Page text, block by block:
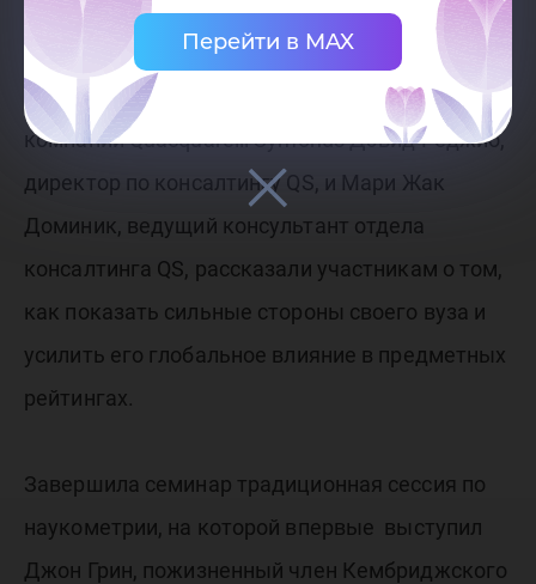
Перейти в MAX
В рамках мероприятия также прошел семинар
по предметным рейтингам, где эксперты
компании Quacquarelli Symonds Дэвид Реджио,
директор по консалтингу QS, и Мари Жак
Доминик, ведущий консультант отдела
консалтинга QS, рассказали участникам о том,
как показать сильные стороны своего вуза и
усилить его глобальное влияние в предметных
рейтингах.
Завершила семинар традиционная сессия по
наукометрии, на которой впервые выступил
Джон Грин, пожизненный член Кембриджского